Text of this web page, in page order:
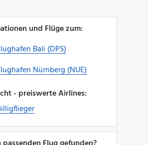
und Flüge zum:
Bali (DPS)
Nürnberg (NUE)
- preiswerte Airlines: